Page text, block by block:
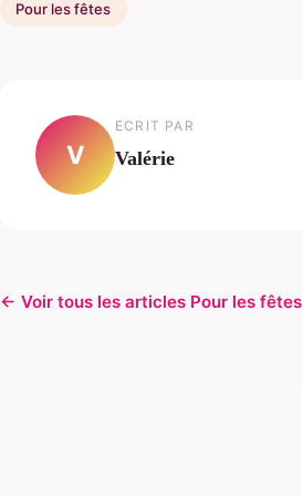
Pour les fêtes
V
ECRIT PAR
Valérie
← Voir tous les articles Pour les fêtes